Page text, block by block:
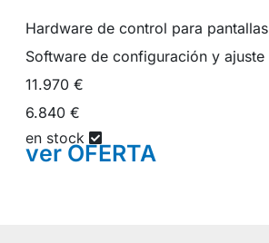
Hardware de control para pantallas
Software de configuración y ajuste
11.970 €
6.840 €
en stock
verOFERTA